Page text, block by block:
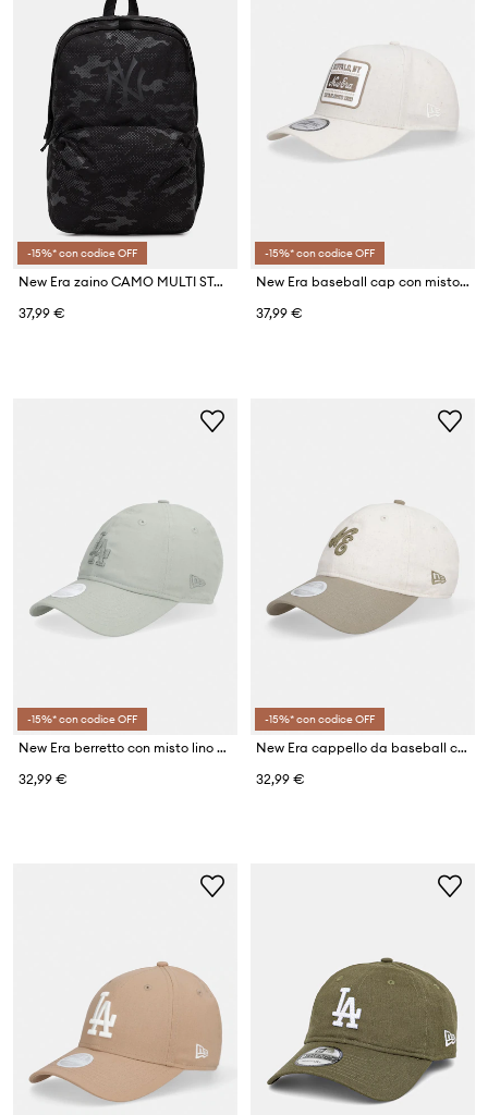
-15%* con codice OFF
New Era zaino CAMO MULTI STADIUM NYY
37,99 €
-15%* con codice OFF
New Era baseball cap con misto lino OVAL PATCH LINEN EFRAME
37,99 €
-15%* con codice OFF
New Era berretto con misto lino MIDI LINEN 920 LA DODGERS
32,99 €
-15%* con codice OFF
New Era cappello da baseball con misto lino NE LINEN 920
32,99 €